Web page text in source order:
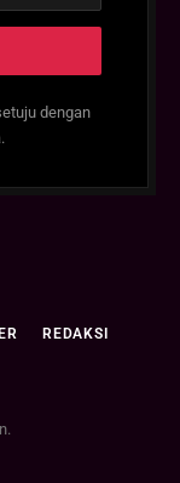
dengan
REDAKSI